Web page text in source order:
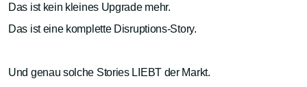
Das ist kein kleines Upgrade mehr.
Das ist eine komplette Disruptions-Story.
Und genau solche Stories LIEBT der Markt.